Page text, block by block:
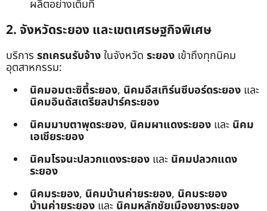
ผลิตอย่างเต็มที่
2. จังหวัดระยอง และเขตเศรษฐกิจพิเศษ
บริการ รถเครนรับจ้างในจังหวัด ระยอง เข้าถึงทุกนิคม
อุตสาหกรรม:
นิคมอมตะซิตี้ระยอง, นิคมอีสเทิร์นซีบอร์ดระยอง และ
นิคมอินดัสเตรียลปาร์คระยอง
นิคมมาบตาพุดระยอง, นิคมผาแดงระยอง และ นิคม
เอเชียระยอง
นิคมโรจนะปลวกแดงระยอง และ นิคมปลวกแดง
ระยอง
นิคมระยอง, นิคมบ้านค่ายระยอง, นิคมระยอง
บ้านค่ายระยอง และ นิคมหลักชัยเมืองยางระยอง